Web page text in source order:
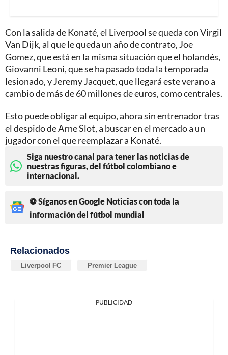
Con la salida de Konaté, el Liverpool se queda con Virgil
Van Dijk, al que le queda un año de contrato, Joe
Gomez, que está en la misma situación que el holandés,
Giovanni Leoni, que se ha pasado toda la temporada
lesionado, y Jeremy Jacquet, que llegará este verano a
cambio de más de 60 millones de euros, como centrales.
Esto puede obligar al equipo, ahora sin entrenador tras
el despido de Arne Slot, a buscar en el mercado a un
jugador con el que reemplazar a Konaté.
Siga nuestro canal para tener las noticias de
nuestras figuras, del fútbol colombiano e
internacional.
⚽ Síganos en Google Noticias con toda la
información del fútbol mundial
Relacionados
Liverpool FC Premier League
PUBLICIDAD